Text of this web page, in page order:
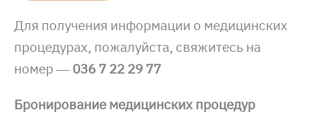
Для получения информации о медицинских
процедурах, пожалуйста, свяжитесь на
номер — 036 7 22 29 77
Бронирование медицинских процедур